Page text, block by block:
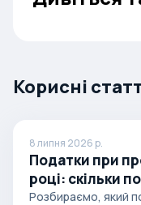
Корисні
8 липня 2026 р.
Податки при
році: скільки
випадках
Розбираємо, який